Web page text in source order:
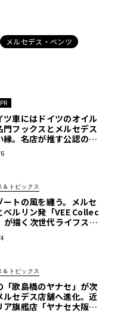
メルセデス・ベンツ
PR
ツ車にはドイツのオイル
門フックスとメルセデス
縁。名店が推す公認の安
クラスで味わうシルキー
PR〉
＆トピックス
ートの風を纏う。メルセ
ベルリン発「VEE Collec
描く次世代ライフスタ
＆トピックス
「歌島橋のヤナセ」が次
ルセデス店舗へ進化。近
ア旗艦店「ヤナセ大阪支